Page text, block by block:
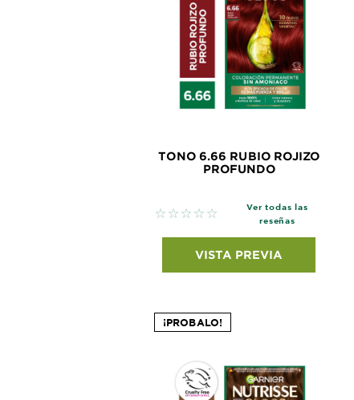
TONO 6.66 RUBIO ROJIZO
PROFUNDO
No reviews
Ver todas las
reseñas
VISTA PREVIA
¡PROBALO!